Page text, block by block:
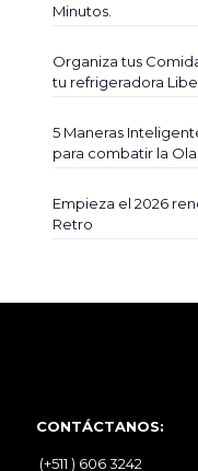
Minutos.
Organiza tus
tu refrigeradora
5 Maneras
para combatir la
Empieza el 2026
Retro
CONTÁCTANOS:
(+511 ) 606 3242